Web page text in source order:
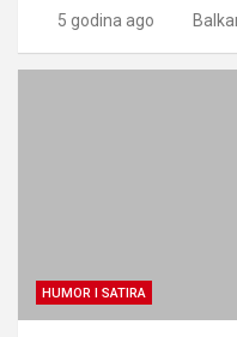
5 godina ago
HUMOR I SATIRA